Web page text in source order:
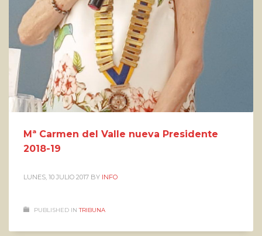
Mª Carmen del Valle nueva Presidente
2018-19
LUNES, 10 JULIO 2017 BY INFO
PUBLISHED IN TRIBUNA